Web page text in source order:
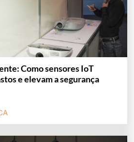
Como sensores IoT
e elevam a segurança